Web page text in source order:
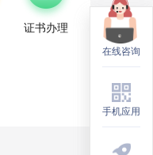
证书办理
在线咨询
手机应用
在线咨询
手机应用